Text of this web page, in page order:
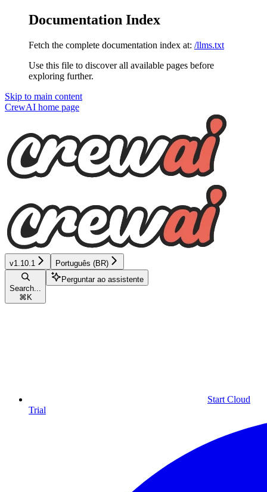
Documentation Index
Fetch the complete documentation index at: /llms.txt
Use this file to discover all available pages before
exploring further.
Skip to main content
CrewAI home page
v1.10.1 Português (BR)
Search...
⌘ K
Perguntar ao assistente
Start Cloud
Trial